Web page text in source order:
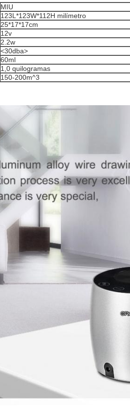
MIU
123L*123W*112H milímetro
25*17*17cm
12v
2.2w
<30dba>
60ml
1,0 quilogramas
150-200m^3